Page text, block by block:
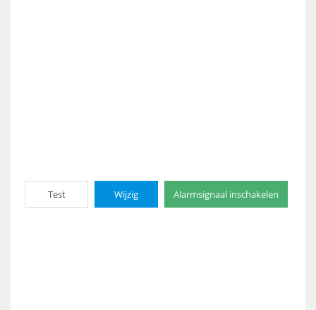
Test Wijzig Alarmsignaal inschakelen